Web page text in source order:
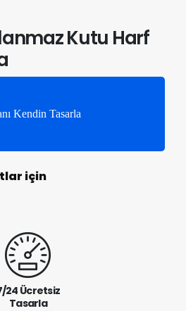
Kutu Harf
Kendin Tasarla
için
24 Ücretsiz
Tasarla